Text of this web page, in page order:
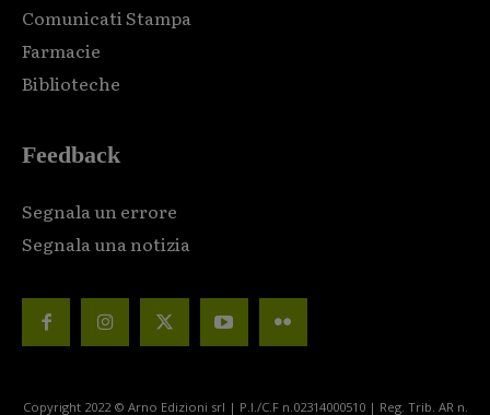
Comunicati Stampa
Farmacie
Biblioteche
Feedback
Segnala un errore
Segnala una notizia
Copyright 2022 © Arno Edizioni srl | P.I./C.F n.02314000510 | Reg. Trib. AR n.